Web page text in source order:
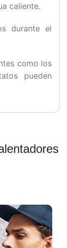
caliente.
durante el
como los
pueden